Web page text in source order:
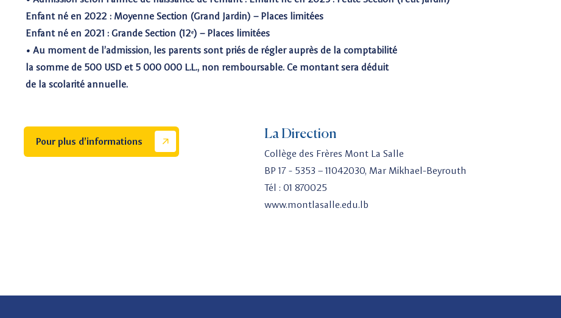
Enfant né en 2022 : Moyenne Section (Grand Jardin) – Places limitées
Enfant né en 2021 : Grande Section (12ᵉ) – Places limitées
• Au moment de l’admission, les parents sont priés de régler auprès de la comptabilité
la somme de 500 USD et 5 000 000 L.L., non remboursable. Ce montant sera déduit
de la scolarité annuelle.
Pour plus d’informations
La Direction
Collège des Frères Mont La Salle
BP 17 - 5353 – 11042030, Mar Mikhael-Beyrouth
Tél : 01 870025
www.montlasalle.edu.lb